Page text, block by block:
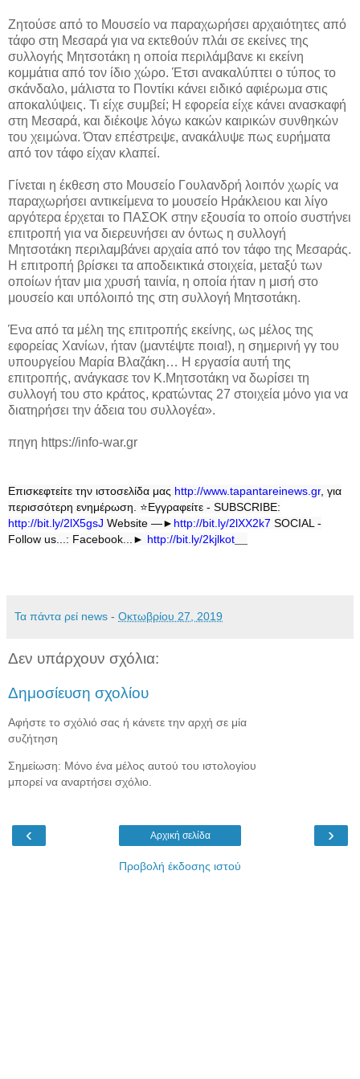
Ζητούσε από το Μουσείο να παραχωρήσει αρχαιότητες από
τάφο στη Μεσαρά για να εκτεθούν πλάι σε εκείνες της
συλλογής Μητσοτάκη η οποία περιλάμβανε κι εκείνη
κομμάτια από τον ίδιο χώρο. Έτσι ανακαλύπτει ο τύπος το
σκάνδαλο, μάλιστα το Ποντίκι κάνει ειδικό αφιέρωμα στις
αποκαλύψεις. Τι είχε συμβεί; Η εφορεία είχε κάνει ανασκαφή
στη Μεσαρά, και διέκοψε λόγω κακών καιρικών συνθηκών
του χειμώνα. Όταν επέστρεψε, ανακάλυψε πως ευρήματα
από τον τάφο είχαν κλαπεί.
Γίνεται η έκθεση στο Μουσείο Γουλανδρή λοιπόν χωρίς να
παραχωρήσει αντικείμενα το μουσείο Ηράκλειου και λίγο
αργότερα έρχεται το ΠΑΣΟΚ στην εξουσία το οποίο συστήνει
επιτροπή για να διερευνήσει αν όντως η συλλογή
Μητσοτάκη περιλαμβάνει αρχαία από τον τάφο της Μεσαράς.
Η επιτροπή βρίσκει τα αποδεικτικά στοιχεία, μεταξύ των
οποίων ήταν μια χρυσή ταινία, η οποία ήταν η μισή στο
μουσείο και υπόλοιπό της στη συλλογή Μητσοτάκη.
Ένα από τα μέλη της επιτροπής εκείνης, ως μέλος της
εφορείας Χανίων, ήταν (μαντέψτε ποια!), η σημερινή γγ του
υπουργείου Μαρία Βλαζάκη… Η εργασία αυτή της
επιτροπής, ανάγκασε τον Κ.Μητσοτάκη να δωρίσει τη
συλλογή του στο κράτος, κρατώντας 27 στοιχεία μόνο για να
διατηρήσει την άδεια του συλλογέα».
πηγη https://info-war.gr
Επισκεφτείτε την ιστοσελίδα μας http://www tapantareinews gr , για
περισσότερη ενημέρωση. ⭐Εγγραφείτε - SUBSCRIBE:
http://bit.ly/2lX5gsJ Website —► http://bit.ly/2lXX2k7 SOCIAL -
Follow us...: Facebook...► http://bit.ly/2kjlkot
Τα πάντα ρεί news - Οκτωβρίου 27, 2019
Δεν υπάρχουν σχόλια:
Δημοσίευση σχολίου
Αφήστε το σχόλιό σας ή κάνετε την αρχή σε μία
συζήτηση
Σημείωση: Μόνο ένα μέλος αυτού του ιστολογίου
μπορεί να αναρτήσει σχόλιο.
‹ ›
Αρχική σελίδα
Προβολή έκδοσης ιστού